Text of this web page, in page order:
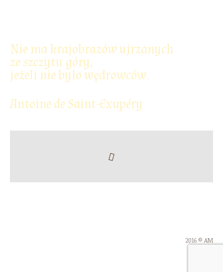
Nie ma krajobrazów ujrzanych
ze szczytu góry,
jeżeli nie było wędrowców.
Antoine de Saint-Exupéry
2016 © AM